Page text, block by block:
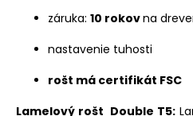
záruka: 10 rokovna
nastavenie tuhosti
rošt má certifikát FSC
Lamelový rošt Double T5: